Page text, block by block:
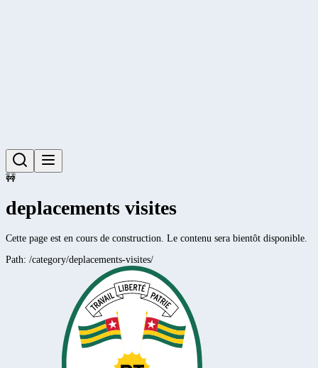
🚧
deplacements visites
Cette page est en cours de construction. Le contenu sera bientôt disponible.
Path: /category/deplacements-visites/